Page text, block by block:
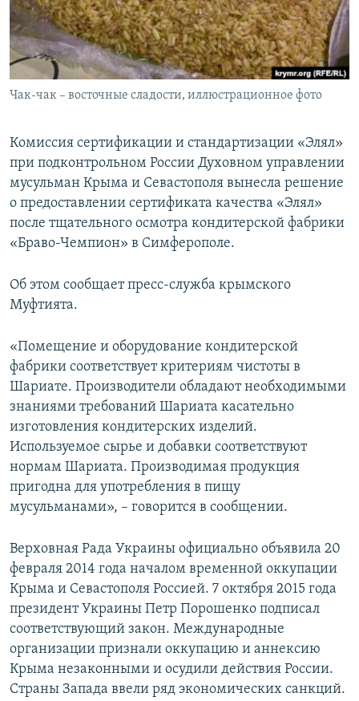
ПОБЕДИТЕЛЕЙ НЕ СУДЯТ?
КРЫМ.НЕПОКОРЕННЫЙ
ELIFBE
УКРАИНСКАЯ ПРОБЛЕМА КРЫМА
ПРИСОЕДИНЯЙТЕСЬ!
Чак-чак – восточные сладости, иллюстрационное фото
Комиссия сертификации и стандартизации «Элял»
при подконтрольном России Духовном управлении
мусульман Крыма и Севастополя вынесла решение
о предоставлении сертификата качества «Элял»
после тщательного осмотра кондитерской фабрики
«Браво-Чемпион» в Симферополе.
Об этом сообщает пресс-служба крымского
Муфтията.
«Помещение и оборудование кондитерской
фабрики соответствует критериям чистоты в
Шариате. Производители обладают необходимыми
знаниями требований Шариата касательно
изготовления кондитерских изделий.
Используемое сырье и добавки соответствуют
нормам Шариата. Производимая продукция
пригодна для употребления в пищу
мусульманами», – говорится в сообщении.
Верховная Рада Украины официально объявила 20
февраля 2014 года началом временной оккупации
Крыма и Севастополя Россией. 7 октября 2015 года
президент Украины Петр Порошенко подписал
соответствующий закон. Международные
организации признали оккупацию и аннексию
Крыма незаконными и осудили действия России.
Страны Запада ввели ряд экономических санкций.